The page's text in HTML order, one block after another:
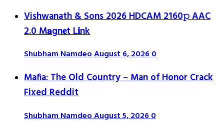
Vishwanath & Sons 2026 HDCAM 2160𝚙 AAC
2.0 M𝐚gn𝐞t L𝐢nk
Shubham NamdeoAugust 6, 20260
Mafia: The Old Country – Man of Honor Crack
Fixed Reddit
Shubham NamdeoAugust 5, 20260